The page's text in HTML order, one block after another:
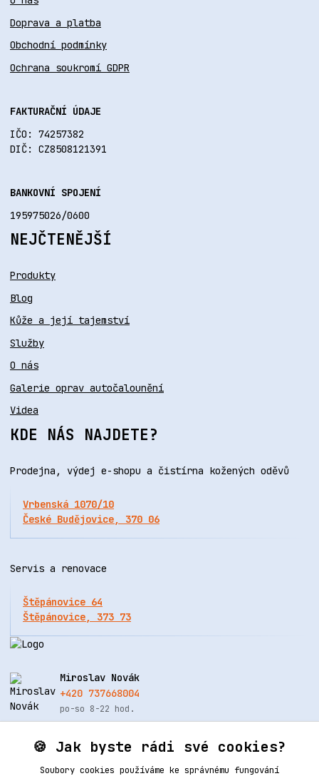
Doprava a platba
Obchodní podmínky
Ochrana soukromí GDPR
FAKTURAČNÍ ÚDAJE
IČO: 74257382
DIČ: CZ8508121391
BANKOVNÍ SPOJENÍ
195975026/0600
NEJČTENĚJŠÍ
Produkty
Blog
Kůže a její tajemství
Služby
O nás
Galerie oprav autočalounění
Videa
KDE NÁS NAJDETE?
Prodejna, výdej e-shopu a čistírna kožených oděvů
Vrbenská 1070/10
České Budějovice, 370 06
Servis a renovace
Štěpánovice 64
Štěpánovice, 373 73
Miroslav Novák
+420 737668004
po-so 8-22 hod.
info@renovacekuze.cz
🍪 Jak byste rádi své cookies?
Soubory cookies používáme ke správnému fungování